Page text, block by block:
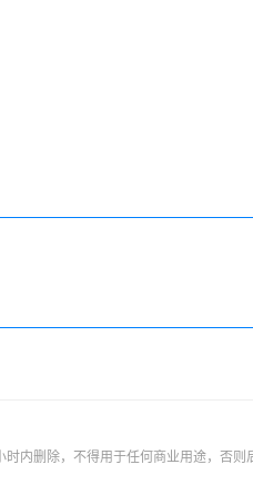
内删除，不得用于任何商业用途，否则